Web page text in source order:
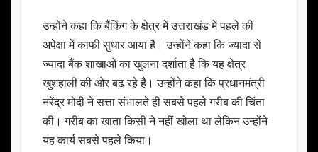
उन्होंने कहा कि बैंकिंग के क्षेत्र में उत्तराखंड में पहले की
अपेक्षा में काफी सुधार आया है। उन्होंने कहा कि ज्यादा से
ज्यादा बैंक शाखाओं का खुलना दर्शाता है कि यह क्षेत्र
खुशहाली की ओर बढ़ रहे हैं। उन्होंने कहा कि प्रधानमंत्री
नरेंद्र मोदी ने सत्ता संभालते ही सबसे पहले गरीब की चिंता
की। गरीब का खाता किसी ने नहीं खोला था लेकिन उन्होंने
यह कार्य सबसे पहले किया।